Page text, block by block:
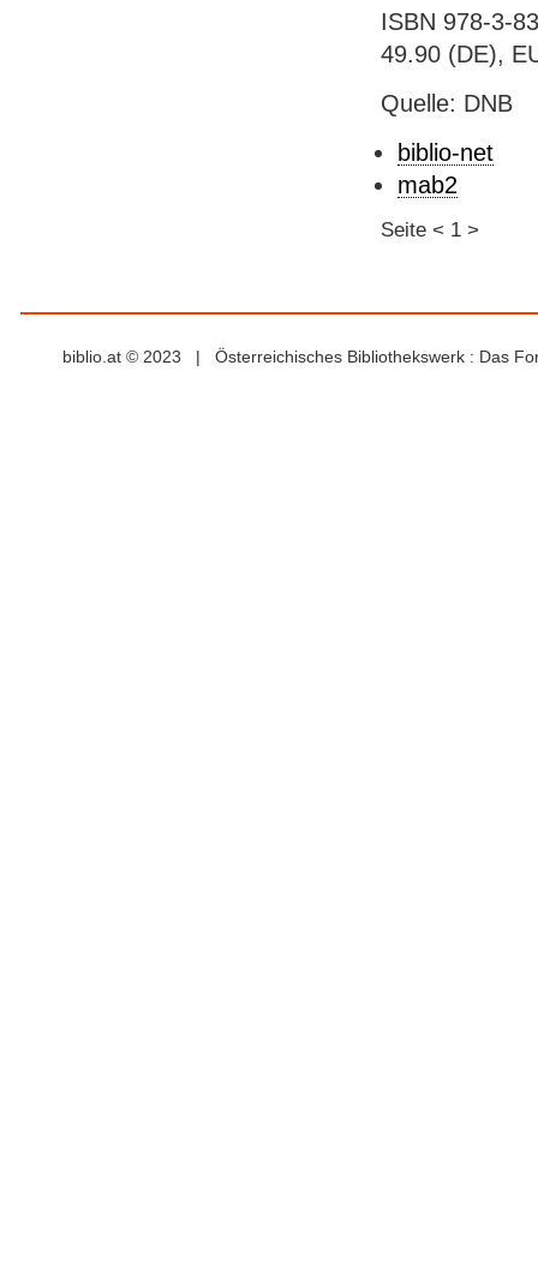
ISBN 978-3-
49.90 (DE),
Quelle: DNB
biblio-net
mab2
Seite < 1 >
biblio.at © 2023 | Österreichisches Bibliothekswerk : Das